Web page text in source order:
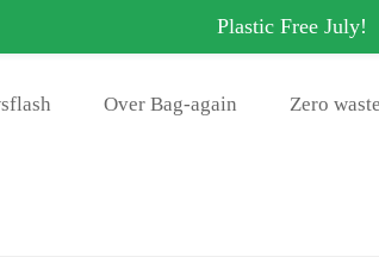
Zero Waste Shop - Voor 22 uur besteld, dezelfde dag
Over Bag-again Zero
Plastic Free July!